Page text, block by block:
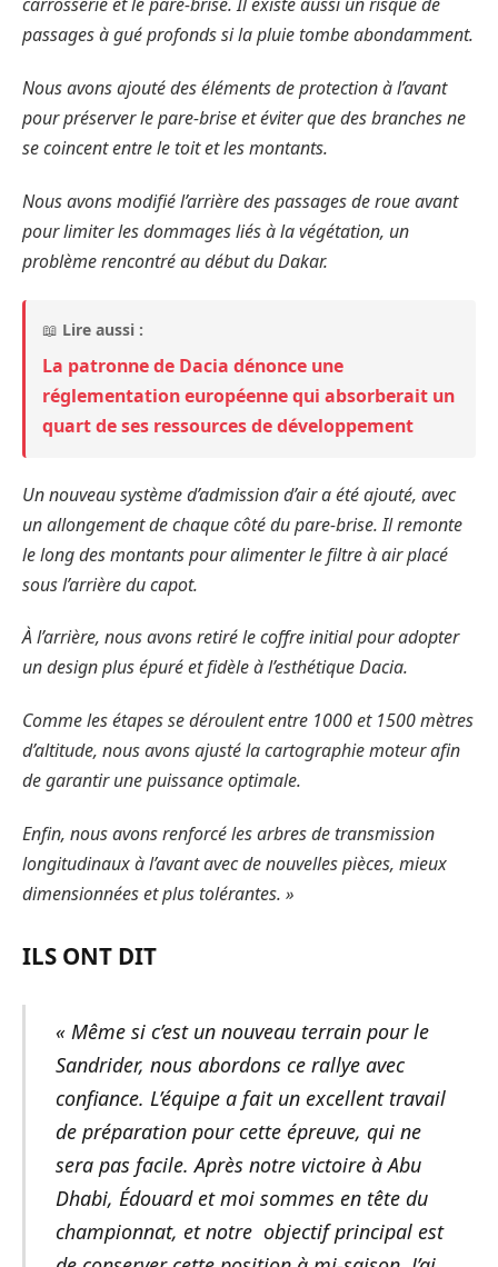
carrosserie et le pare-brise. Il existe aussi un risque de
passages à gué profonds si la pluie tombe abondamment.
Nous avons ajouté des éléments de protection à l’avant
pour préserver le pare-brise et éviter que des branches ne
se coincent entre le toit et les montants.
Nous avons modifié l’arrière des passages de roue avant
pour limiter les dommages liés à la végétation, un
problème rencontré au début du Dakar.
📖 Lire aussi :
La patronne de Dacia dénonce une
réglementation européenne qui absorberait un
quart de ses ressources de développement
Un nouveau système d’admission d’air a été ajouté, avec
un allongement de chaque côté du pare-brise. Il remonte
le long des montants pour alimenter le filtre à air placé
sous l’arrière du capot.
À l’arrière, nous avons retiré le coffre initial pour adopter
un design plus épuré et fidèle à l’esthétique Dacia.
Comme les étapes se déroulent entre 1000 et 1500 mètres
d’altitude, nous avons ajusté la cartographie moteur afin
de garantir une puissance optimale.
Enfin, nous avons renforcé les arbres de transmission
longitudinaux à l’avant avec de nouvelles pièces, mieux
dimensionnées et plus tolérantes. »
ILS ONT DIT
« Même si c’est un nouveau terrain pour le
Sandrider, nous abordons ce rallye avec
confiance. L’équipe a fait un excellent travail
de préparation pour cette épreuve, qui ne
sera pas facile. Après notre victoire à Abu
Dhabi, Édouard et moi sommes en tête du
championnat, et notre objectif principal est